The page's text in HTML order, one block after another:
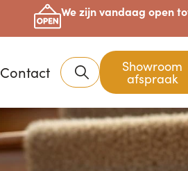
We zijn vandaag open
Contact Showroom
afspraak